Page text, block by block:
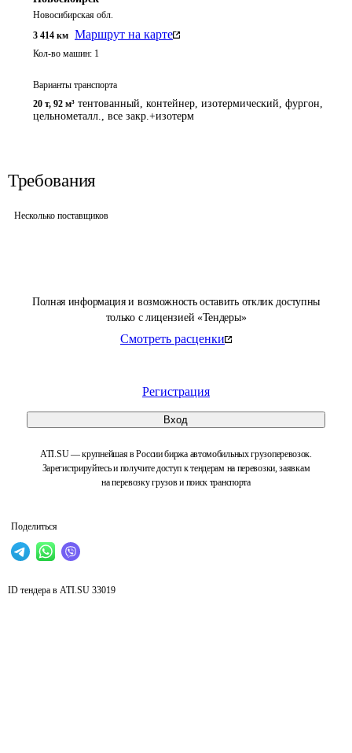
Полная информация и возможность оставить отклик доступны
только с лицензией «Тендеры»
Смотреть расценки
Регистрация
Вход
ATI.SU — крупнейшая в России биржа автомобильных грузоперевозок.
Зарегистрируйтесь и получите доступ к тендерам на перевозки, заявкам
на перевозку грузов и поиск транспорта
Поделиться
Новосибирская обл.
3 414 км Маршрут на карте
Кол-во машин: 1
Варианты транспорта
20 т, 92 м³ тентованный, контейнер, изотермический, фургон,
цельнометалл., все закр.+изотерм
Требования
Несколько поставщиков
ID тендера в ATI.SU 33019